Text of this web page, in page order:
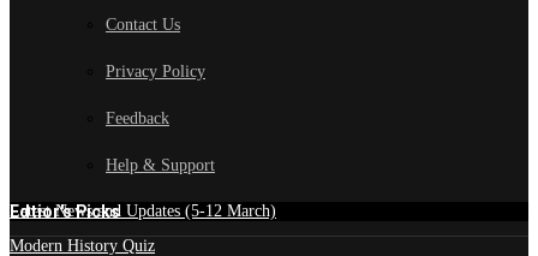
Contact Us
Privacy Policy
Feedback
Help & Support
Edtior's Picks
Latest News and Updates (5-12 March)
Modern History Quiz